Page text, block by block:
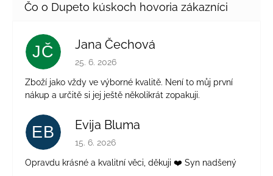
JČ Jana Čechová
Hodnotenie obchodu je 5 z 5 hviezdičiek.
25. 6. 2026
Zboží jako vždy ve výborné kvalitě. Není to můj první
nákup a určitě si jej ještě několikrát zopakuji.
EB Evija Bluma
Hodnotenie obchodu je 5 z 5 hviezdičiek.
15. 6. 2026
Opravdu krásné a kvalitní věci, děkuji ❤️ Syn nadšený